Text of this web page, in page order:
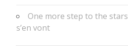
One more step to the stars
s’en vont